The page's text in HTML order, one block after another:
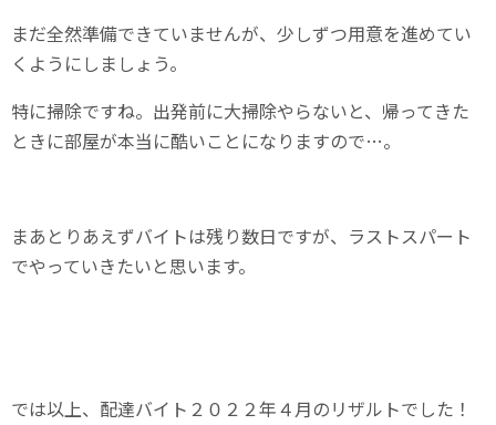
まだ全然準備できていませんが、少しずつ用意を進めてい
くようにしましょう。
特に掃除ですね。出発前に大掃除やらないと、帰ってきた
ときに部屋が本当に酷いことになりますので…。
まあとりあえずバイトは残り数日ですが、ラストスパート
でやっていきたいと思います。
では以上、配達バイト２０２２年４月のリザルトでした！